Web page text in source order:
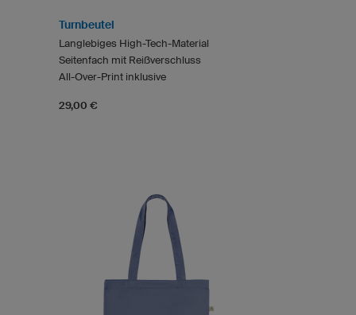
Turnbeutel
Langlebiges High-Tech-Material
Seitenfach mit Reißverschluss
All-Over-Print inklusive
29,00 €